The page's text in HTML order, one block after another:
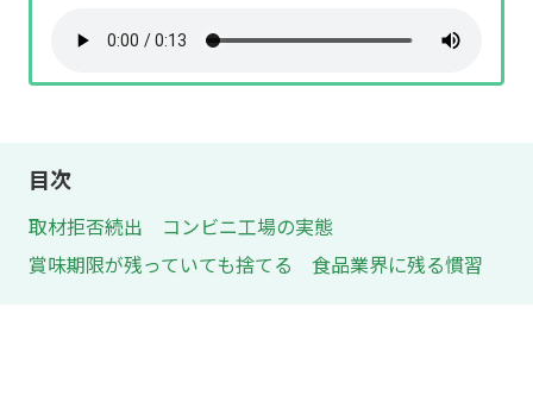
目次
取材拒否続出 コンビニ工場の実態
賞味期限が残っていても捨てる 食品業界に残る慣習